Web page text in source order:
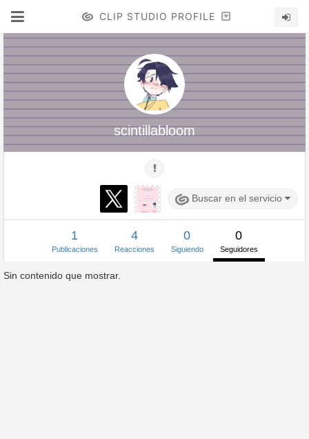
CLIP STUDIO PROFILE
scintillabloom
Buscar en el servicio
1
Publicaciones
4
Reacciones
0
Siguiendo
0
Seguidores
Sin contenido que mostrar.